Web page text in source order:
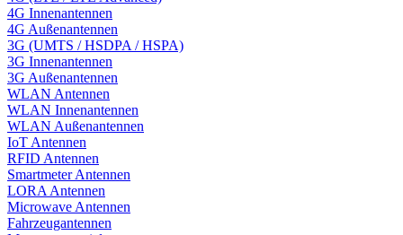
4G Innenantennen
4G Außenantennen
3G (UMTS / HSDPA / HSPA)
3G Innenantennen
3G Außenantennen
WLAN Antennen
WLAN Innenantennen
WLAN Außenantennen
IoT Antennen
RFID Antennen
Smartmeter Antennen
LORA Antennen
Microwave Antennen
Fahrzeugantennen